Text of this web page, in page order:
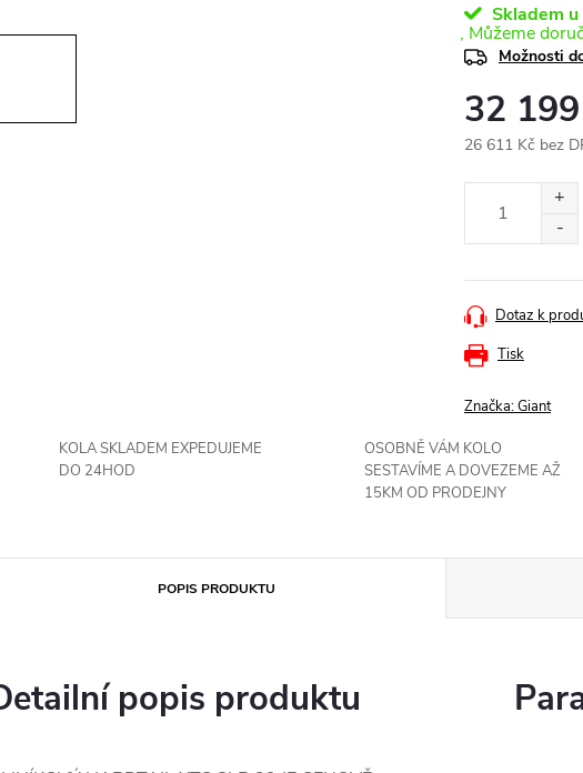
Skladem
Možnosti
32
26 611 Kč bez
Tisk
Dotaz k
Značka:Giant
KOLA SKLADEM EXPEDUJEME
DO 24HOD
OSOBNĚ VÁM KOLO
SESTAVÍME A DOVEZEME AŽ
15KM OD PRODEJNY
POPIS PRODUKTU
popis produktu